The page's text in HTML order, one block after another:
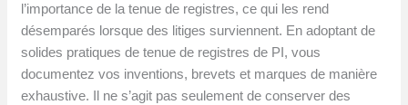
l’importance de la tenue de registres, ce qui les rend
désemparés lorsque des litiges surviennent. En adoptant de
solides pratiques de tenue de registres de PI, vous
documentez vos inventions, brevets et marques de manière
exhaustive. Il ne s’agit pas seulement de conserver des